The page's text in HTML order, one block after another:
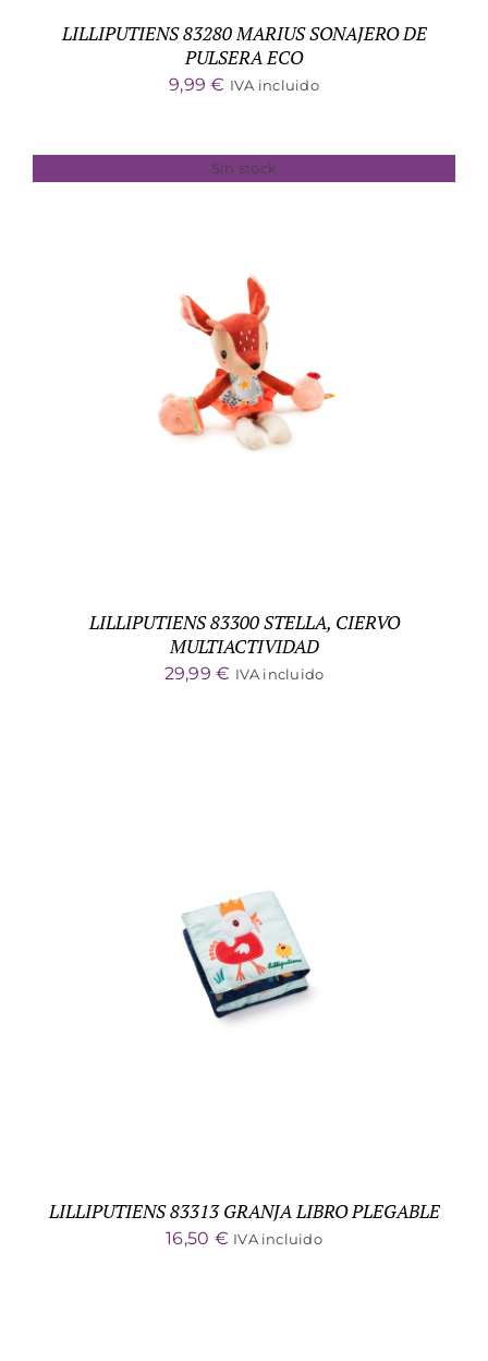
LILLIPUTIENS 83280 MARIUS SONAJERO DE
PULSERA ECO
9,99€ IVA incluido
Sin stock
DETALLES
LILLIPUTIENS 83300 STELLA, CIERVO
MULTIACTIVIDAD
29,99€ IVA incluido
ADD TO CART / DETALLES
LILLIPUTIENS 83313 GRANJA LIBRO PLEGABLE
16,50 € IVA incluido